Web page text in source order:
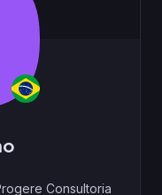
Consultoria